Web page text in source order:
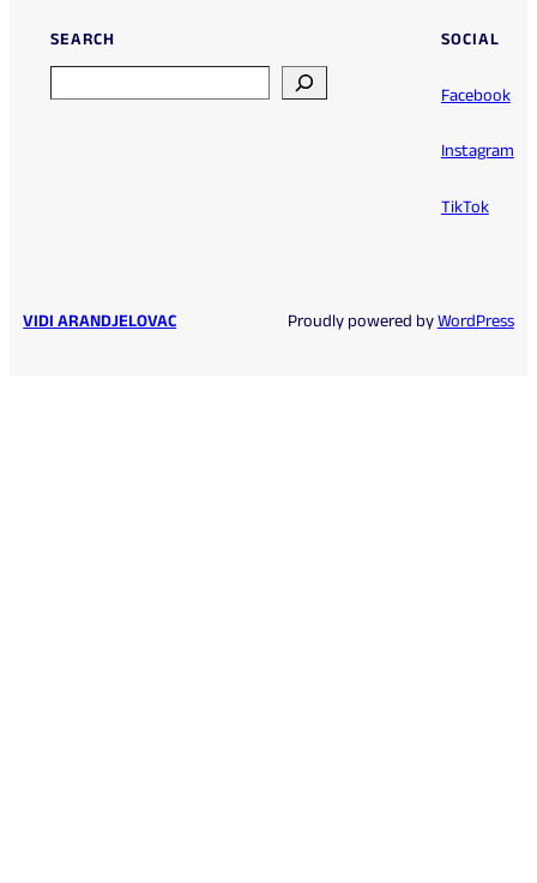
SEARCH
SOCIAL
Facebook
Instagram
TikTok
VIDI ARANDJELOVAC Proudly powered byWordPress